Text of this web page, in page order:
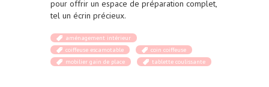
pour offrir un espace de préparation complet,
tel un écrin précieux.
aménagement intérieur
coiffeuse escamotable
coin coiffeuse
mobilier gain de place
tablette coulissante